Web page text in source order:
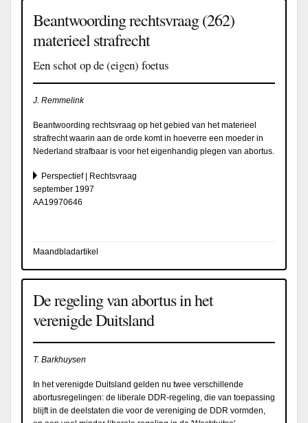
Beantwoording rechtsvraag (262)
materieel strafrecht
Een schot op de (eigen) foetus
J. Remmelink
Beantwoording rechtsvraag op het gebied van het materieel
strafrecht waarin aan de orde komt in hoeverre een moeder in
Nederland strafbaar is voor het eigenhandig plegen van abortus.
Perspectief | Rechtsvraag
september 1997
AA19970646
Maandbladartikel
De regeling van abortus in het
verenigde Duitsland
T. Barkhuysen
In het verenigde Duitsland gelden nu twee verschillende
abortusregelingen: de liberale DDR-regeling, die van toepassing
blijft in de deelstaten die voor de vereniging de DDR vormden,